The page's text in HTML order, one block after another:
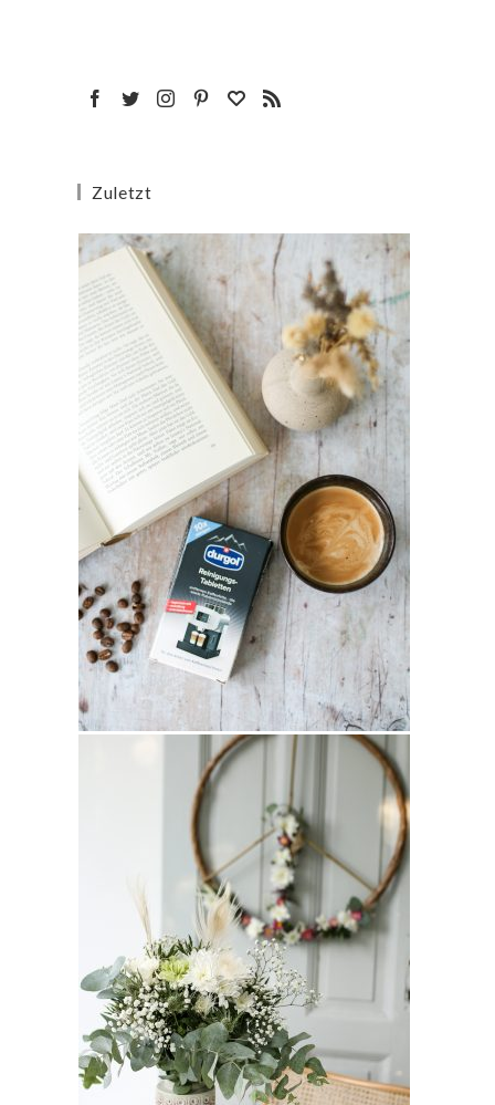
Zuletzt